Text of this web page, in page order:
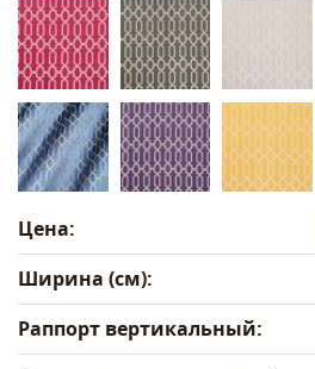
Цена:
Ширина (см):
Раппорт вертикальный: